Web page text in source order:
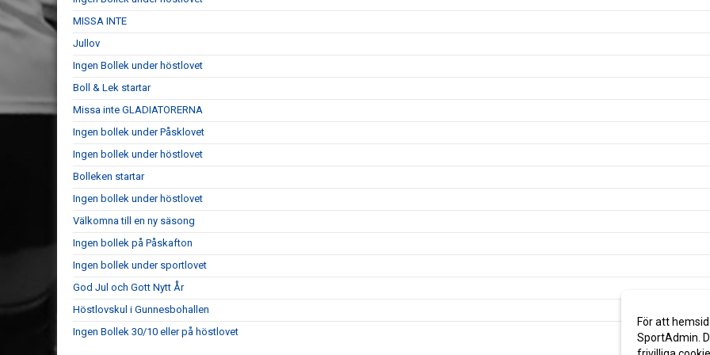
MISSA INTE
Jullov
Ingen Bollek under höstlovet
Boll & Lek startar
Missa inte GLADIATORERNA
Ingen bollek under Påsklovet
Ingen bollek under höstlovet
Bolleken startar
Ingen bollek under höstlovet
Välkomna till en ny säsong
Ingen bollek på Påskafton
Ingen bollek under sportlovet
God Jul och Gott Nytt År
Höstlovskul i Gunnesbohallen
Ingen Bollek 30/10 eller på höstlovet
För att
SportAdmin.